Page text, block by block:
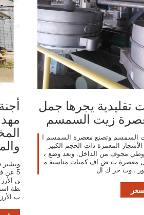
تقليدية يجرها جمل
زيت السمسم
السمسم وتصنع معصرة السمسم ا
المعمرة ذات الحجم الكبير
مجوف من الداخل. وبعد وضع ب
معصرة ت ض اف كميات مناسبة م
، وت حر ك ال
5 عن
طة
ب